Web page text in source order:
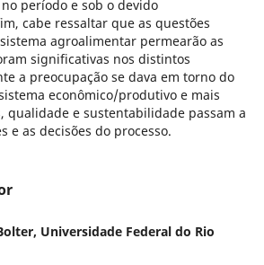
período e sob o devido
cabe ressaltar que as questões
agroalimentar permearão as
significativas nos distintos
a preocupação se dava em torno do
econômico/produtivo e mais
qualidade e sustentabilidade passam a
e as decisões do processo.
Universidade Federal do Rio